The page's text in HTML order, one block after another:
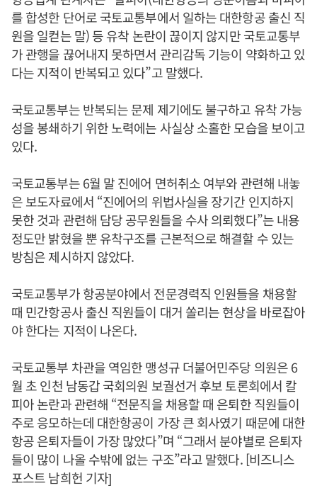
를 합성한 단어로 국토교통부에서 일하는 대한항공 출신 직
원을 일컫는 말) 등 유착 논란이 끊이지 않지만 국토교통부
가 관행을 끊어내지 못하면서 관리감독 기능이 약화하고 있
다는 지적이 반복되고 있다”고 말했다.
국토교통부는 반복되는 문제 제기에도 불구하고 유착 가능
성을 봉쇄하기 위한 노력에는 사실상 소홀한 모습을 보이고
있다.
국토교통부는 6월 말 진에어 면허취소 여부와 관련해 내놓
은 보도자료에서 “진에어의 위법사실을 장기간 인지하지
못한 것과 관련해 담당 공무원들을 수사 의뢰했다”는 내용
정도만 밝혔을 뿐 유착구조를 근본적으로 해결할 수 있는
방침은 제시하지 않았다.
국토교통부가 항공분야에서 전문경력직 인원들을 채용할
때 민간항공사 출신 직원들이 대거 쏠리는 현상을 바로잡아
야 한다는 지적이 나온다.
국토교통부 차관을 역임한 맹성규 더불어민주당 의원은 6
월 초 인천 남동갑 국회의원 보궐선거 후보 토론회에서 칼
피아 논란과 관련해 “전문직을 채용할 때 은퇴한 직원들이
주로 응모하는데 대한항공이 가장 큰 회사였기 때문에 대한
항공 은퇴자들이 가장 많았다”며 “그래서 분야별로 은퇴자
들이 많이 나올 수밖에 없는 구조”라고 말했다. [비즈니스
포스트 남희헌 기자]